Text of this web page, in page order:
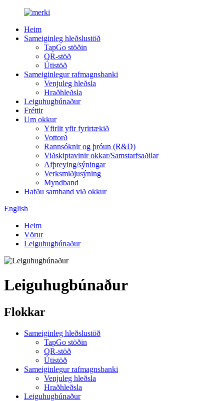
Heim
Sameiginleg hleðslustöð
TapGo stöðin
QR-stöð
Útistöð
Sameiginlegur rafmagnsbanki
Venjuleg hleðsla
Hraðhleðsla
Leiguhugbúnaður
Fréttir
Um okkur
Yfirlit yfir fyrirtækið
Vottorð
Rannsóknir og þróun (R&D)
Viðskiptavinir okkar/Samstarfsaðilar
Afþreying/sýningar
Verksmiðjusýning
Myndband
Hafðu samband við okkur
English
Heim
Vörur
Leiguhugbúnaður
Leiguhugbúnaður
Flokkar
Sameiginleg hleðslustöð
TapGo stöðin
QR-stöð
Útistöð
Sameiginlegur rafmagnsbanki
Venjuleg hleðsla
Hraðhleðsla
Leiguhugbúnaður